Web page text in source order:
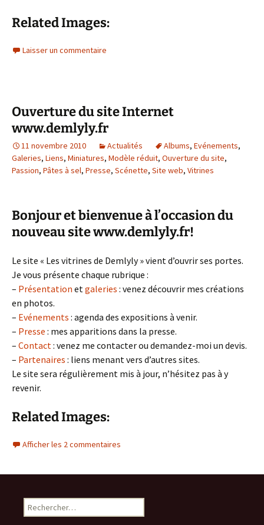
Related Images:
Laisser un commentaire
Ouverture du site Internet
www.demlyly.fr
11 novembre 2010 Actualités Albums, Evénements,
Galeries, Liens, Miniatures, Modèle réduit, Ouverture du site,
Passion, Pâtes à sel, Presse, Scénette, Site web, Vitrines
Bonjour et bienvenue à l’occasion du
nouveau site www.demlyly.fr!
Le site « Les vitrines de Demlyly » vient d’ouvrir ses portes.
Je vous présente chaque rubrique :
– Présentation etgaleries : venez découvrir mes créations
en photos.
– Evénements : agenda des expositions à venir.
– Presse : mes apparitions dans la presse.
– Contact: venez me contacter ou demandez-moi un devis.
– Partenaires : liens menant vers d’autres sites.
Le site sera régulièrement mis à jour, n’hésitez pas à y
revenir.
Related Images:
Afficher les 2 commentaires
Rechercher :